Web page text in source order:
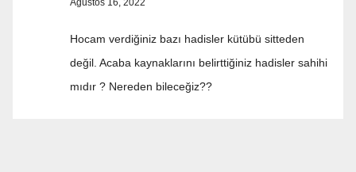
Ağustos 16, 2022
Hocam verdiğiniz bazı hadisler kütübü sitteden
değil. Acaba kaynaklarını belirttiğiniz hadisler sahihi
mıdır ? Nereden bileceğiz??